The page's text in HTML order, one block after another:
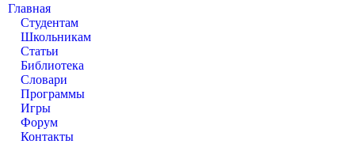
Главная
Студентам
Школьникам
Статьи
Библиотека
Словари
Программы
Игры
Форум
Контакты